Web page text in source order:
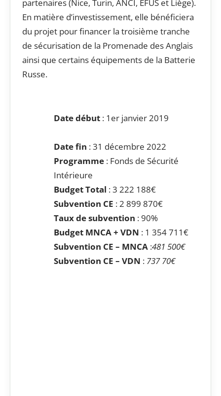
partenaires (Nice, Turin, ANCI, EFUS et Liège).
En matière d’investissement, elle bénéficiera
du projet pour financer la troisième tranche
de sécurisation de la Promenade des Anglais
ainsi que certains équipements de la Batterie
Russe.
Date début : 1er janvier 2019
Date fin : 31 décembre 2022
Programme : Fonds de Sécurité
Intérieure
Budget Total : 3 222 188€
Subvention CE : 2 899 870€
Taux de subvention : 90%
Budget MNCA + VDN : 1 354 711€
Subvention CE – MNCA :481 500€
Subvention CE – VDN : 737 70€